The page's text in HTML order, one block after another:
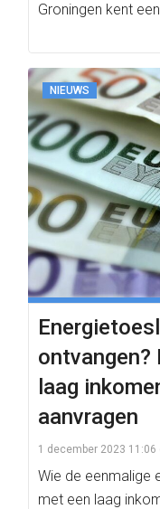
Groningen kent
NIEUWS
ontvangen?
laag
aanvragen
1 december 2023 11:06
Wie de eenmalige
met een laag